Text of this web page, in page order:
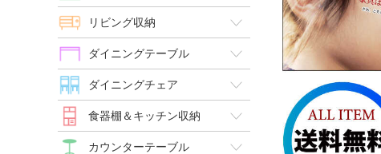
リビング収納
ダイニングテーブル
ダイニングチェア
食器棚＆キッチン収納
カウンターテーブル